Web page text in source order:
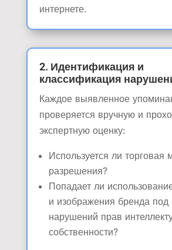
интернете.
2. Идентификация и
классификация
Каждое выявленное
проверяется вручную и
экспертную оценку:
Используется ли торговая
разрешения?
Попадает ли
и изображения бренда под
нарушений прав
собственности?